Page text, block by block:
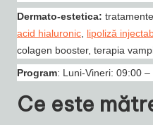
Dermato-estetica:
acid hialuronic lipoliză
colagen booster, terapia
Program: Luni-Vineri: 09:00
Ce este